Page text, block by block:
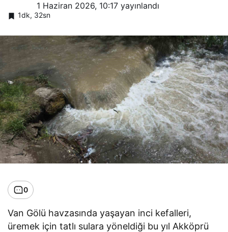
1 Haziran 2026, 10:17 yayınlandı
1dk, 32sn
0
Van Gölü havzasında yaşayan inci kefalleri,
üremek için tatlı sulara yöneldiği bu yıl Akköprü